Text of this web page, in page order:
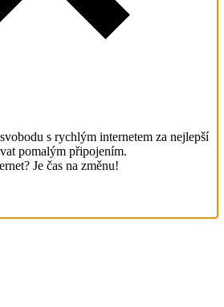
s rychlým internetem za nejlepší
pomalým připojením.
Je čas na změnu!